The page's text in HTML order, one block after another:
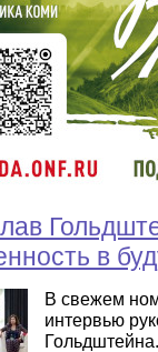
в
В свежем
интервью
Гольдштейна.